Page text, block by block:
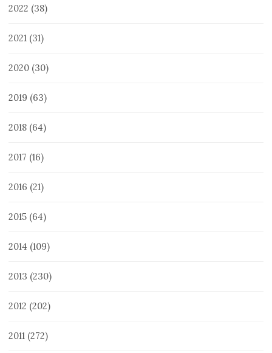
2022 (38)
2021 (31)
2020 (30)
2019 (63)
2018 (64)
2017 (16)
2016 (21)
2015 (64)
2014 (109)
2013 (230)
2012 (202)
2011 (272)